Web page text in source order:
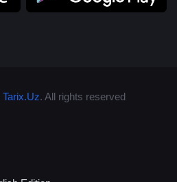
Tarix.Uz. All rights reserved